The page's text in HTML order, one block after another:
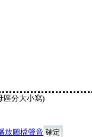
區分大小寫)
放圖檔聲音